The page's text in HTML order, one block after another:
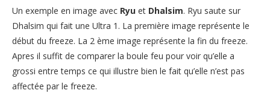
Un exemple en image avec Ryu et Dhalsim. Ryu saute sur
Dhalsim qui fait une Ultra 1. La première image représente le
début du freeze. La 2 ème image représente la fin du freeze.
Apres il suffit de comparer la boule feu pour voir qu’elle a
grossi entre temps ce qui illustre bien le fait qu’elle n’est pas
affectée par le freeze.